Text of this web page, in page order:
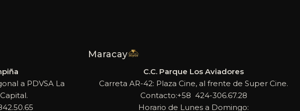
a PDVSA La
Maracay
C.C. Parque Los Aviadores
Carreta AR-42: Plaza Cine, al frente de Super Cine.
Contacto:+58 424-306.67.28
Horario de Lunes a Domingo: